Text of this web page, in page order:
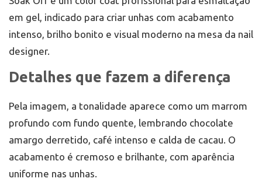
em gel, indicado para criar unhas com acabamento
intenso, brilho bonito e visual moderno na mesa da nail
designer.
Detalhes que fazem a diferença
Pela imagem, a tonalidade aparece como um marrom
profundo com fundo quente, lembrando chocolate
amargo derretido, café intenso e calda de cacau. O
acabamento é cremoso e brilhante, com aparência
uniforme nas unhas.